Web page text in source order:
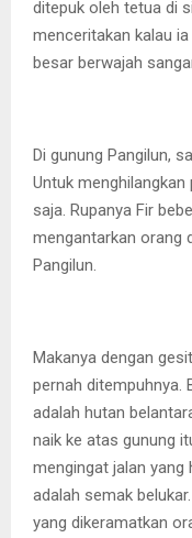
ditepuk oleh tetua di
menceritakan kalau
besar berwajah
Di gunung Pangilun,
Untuk
saja. Rupanya Fir
mengantarkan orang
Pangilun.
Makanya dengan
pernah ditempuhnya.
adalah hutan
naik ke atas gunung
mengingat jalan
adalah semak
yang dikeramatkan